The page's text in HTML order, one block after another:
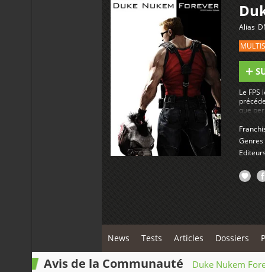
Alias
Le
que
Genres
News Tests Articles Dossiers
Avis de la Communauté Duke Nukem